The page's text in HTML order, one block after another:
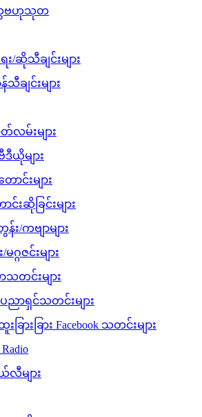
ဗဟုသုတ
/ဆိုသီချင်းများ
ချင်းများ
လမ်းများ
ယိုများ
ာင်းများ
င်းဆိုခြင်းများ
း/ကဗျာများ
ဂ္ဂဇင်းများ
သတင်းများ
ညာရှင်သတင်းများ
ခြားခြား Facebook သတင်းများ
လီများ